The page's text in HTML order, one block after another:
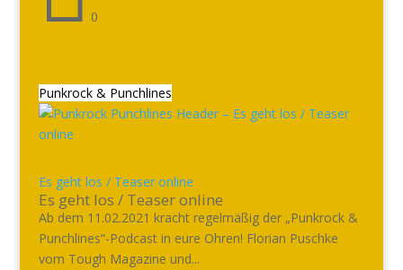
0
Punkrock & Punchlines
Es geht los / Teaser online
Es geht los / Teaser online
Ab dem 11.02.2021 kracht regelmäßig der „Punkrock &
Punchlines“-Podcast in eure Ohren! Florian Puschke
vom Tough Magazine und...